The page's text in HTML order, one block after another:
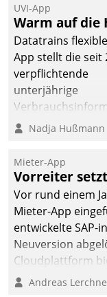
UVI-App
Warm auf die
Datatrains
App stellt die seit
verpflichtende
unterjährige
schnell,
Die monatlichen
Mitteilungen zum
Heizungs- und
automatisiert,
und auf Wunsch
mehrere zuvor
Nadja Hußmann
Mieter-App
Vorreiter
Vor rund einem
Mieter-App
entwickelte SAP-
Neuversion
Cloudplattform
die Funktionalität
Andreas